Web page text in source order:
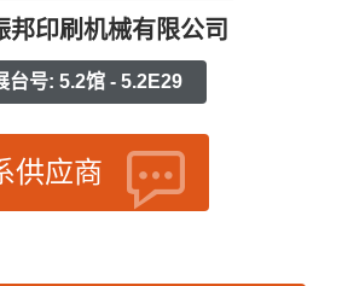
邦印刷机械有限公司
台号: 5.2馆 - 5.2E29
供应商